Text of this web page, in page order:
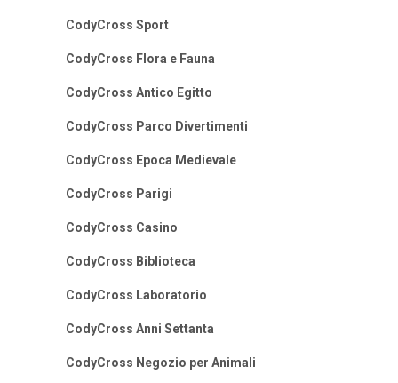
CodyCross Sport
CodyCross Flora e Fauna
CodyCross Antico Egitto
CodyCross Parco Divertimenti
CodyCross Epoca Medievale
CodyCross Parigi
CodyCross Casino
CodyCross Biblioteca
CodyCross Laboratorio
CodyCross Anni Settanta
CodyCross Negozio per Animali